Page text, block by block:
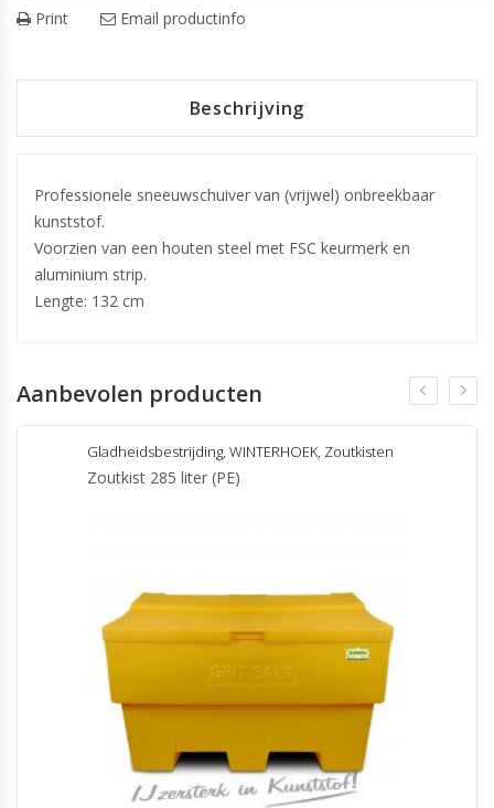
Print Email productinfo
Beschrijving
Professionele sneeuwschuiver van (vrijwel) onbreekbaar
kunststof.
Voorzien van een houten steel met FSC keurmerk en
aluminium strip.
Lengte: 132 cm
Aanbevolen producten
Gladheidsbestrijding, WINTERHOEK, Zoutkisten
Zoutkist 285 liter (PE)